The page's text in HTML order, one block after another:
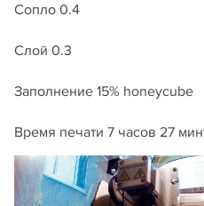
Сопло 0.4
Слой 0.3
Заполнение 15% honeycube
Время печати 7 часов 27